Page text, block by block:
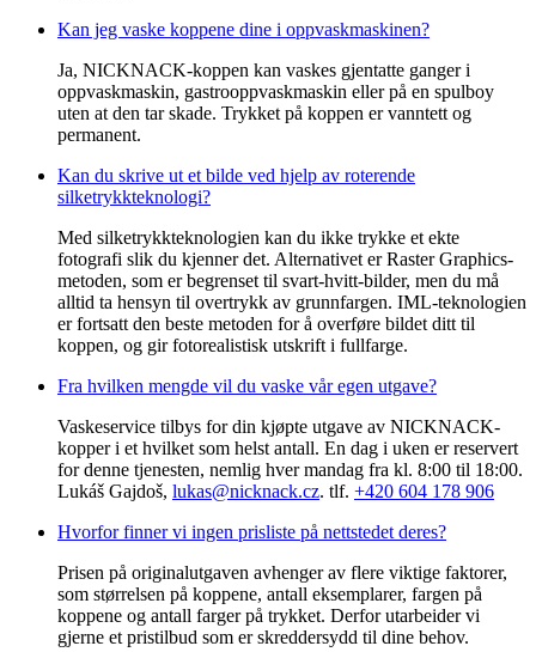
Kan jeg vaske koppene dine i oppvaskmaskinen?
Ja, NICKNACK-koppen kan vaskes gjentatte ganger i
oppvaskmaskin, gastrooppvaskmaskin eller på en spulboy
uten at den tar skade. Trykket på koppen er vanntett og
permanent.
Kan du skrive ut et bilde ved hjelp av roterende
silketrykkteknologi?
Med silketrykkteknologien kan du ikke trykke et ekte
fotografi slik du kjenner det. Alternativet er Raster Graphics-
metoden, som er begrenset til svart-hvitt-bilder, men du må
alltid ta hensyn til overtrykk av grunnfargen. IML-teknologien
er fortsatt den beste metoden for å overføre bildet ditt til
koppen, og gir fotorealistisk utskrift i fullfarge.
Fra hvilken mengde vil du vaske vår egen utgave?
Vaskeservice tilbys for din kjøpte utgave av NICKNACK-
kopper i et hvilket som helst antall. En dag i uken er reservert
for denne tjenesten, nemlig hver mandag fra kl. 8:00 til 18:00.
Lukáš Gajdoš, lukas@nicknack.cz. tlf. +420 604 178 906
Hvorfor finner vi ingen prisliste på nettstedet deres?
Prisen på originalutgaven avhenger av flere viktige faktorer,
som størrelsen på koppene, antall eksemplarer, fargen på
koppene og antall farger på trykket. Derfor utarbeider vi
gjerne et pristilbud som er skreddersydd til dine behov.